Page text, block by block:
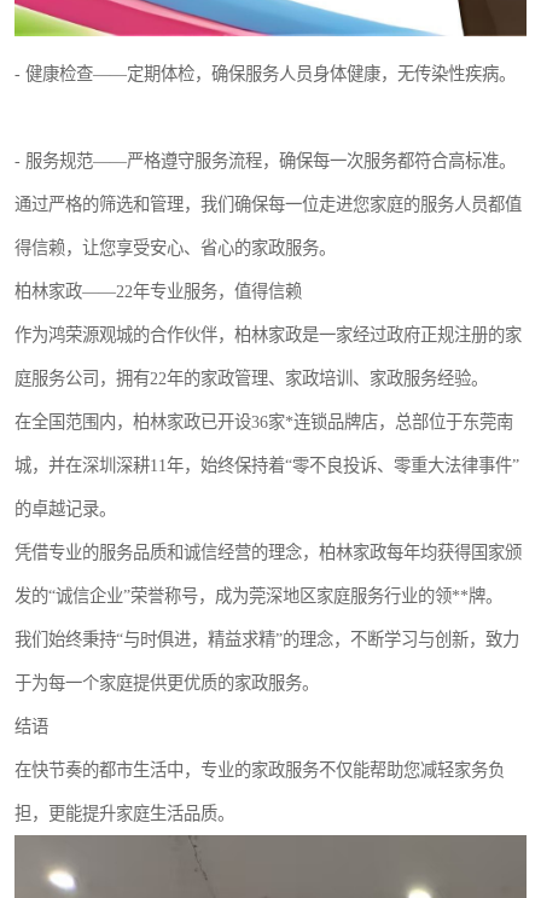
- 健康检查——定期体检，确保服务人员身体健康，无传染性疾病。
- 服务规范——严格遵守服务流程，确保每一次服务都符合高标准。
通过严格的筛选和管理，我们确保每一位走进您家庭的服务人员都值
得信赖，让您享受安心、省心的家政服务。
柏林家政——22年专业服务，值得信赖
作为鸿荣源观城的合作伙伴，柏林家政是一家经过政府正规注册的家
庭服务公司，拥有22年的家政管理、家政培训、家政服务经验。
在全国范围内，柏林家政已开设36家*连锁品牌店，总部位于东莞南
城，并在深圳深耕11年，始终保持着“零不良投诉、零重大法律事件”
的卓越记录。
凭借专业的服务品质和诚信经营的理念，柏林家政每年均获得国家颁
发的“诚信企业”荣誉称号，成为莞深地区家庭服务行业的领**牌。
我们始终秉持“与时俱进，精益求精”的理念，不断学习与创新，致力
于为每一个家庭提供更优质的家政服务。
结语
在快节奏的都市生活中，专业的家政服务不仅能帮助您减轻家务负
担，更能提升家庭生活品质。